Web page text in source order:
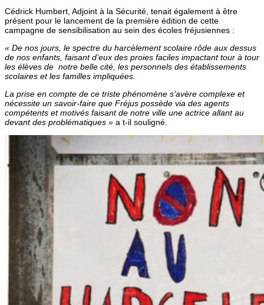
Cédrick Humbert, Adjoint à la Sécurité, tenait également à être
présent pour le lancement de la première édition de cette
campagne de sensibilisation au sein des écoles fréjusiennes :
« De nos jours, le spectre du harcèlement scolaire rôde aux dessus
de nos enfants, faisant d’eux des proies faciles impactant tour à tour
les élèves de notre belle cité, les personnels des établissements
scolaires et les familles impliquées.
La prise en compte de ce triste phénomène s’avère complexe et
nécessite un savoir-faire que Fréjus possède via des agents
compétents et motivés faisant de notre ville une actrice allant au
devant des problématiques » a t-il souligné.